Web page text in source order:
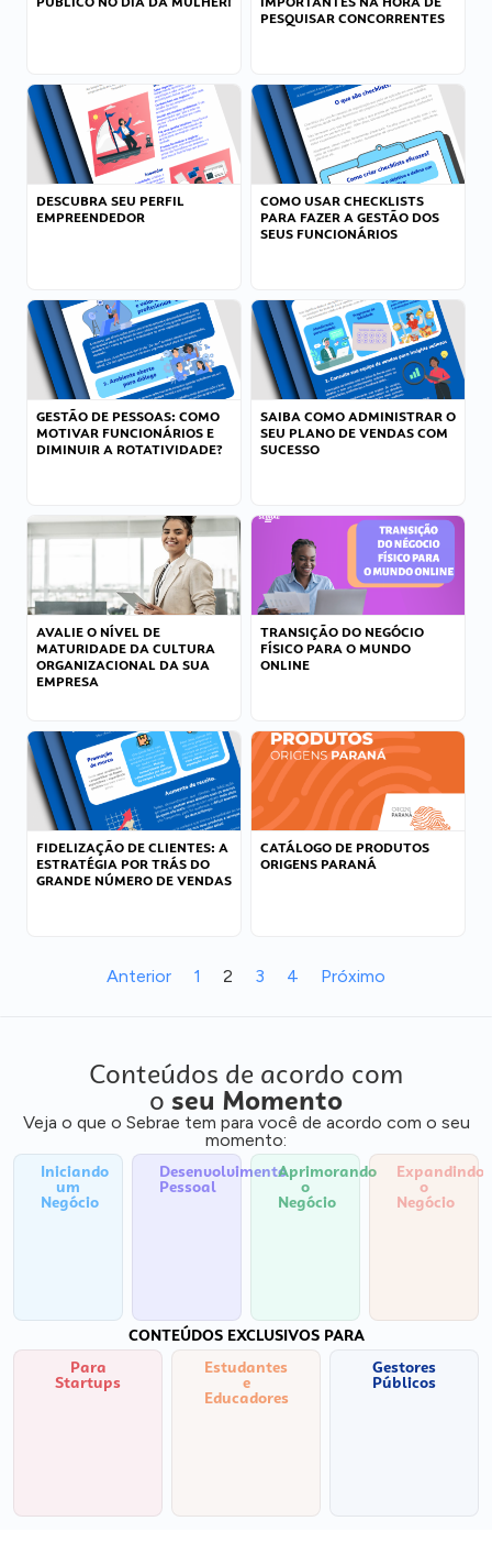
PESQUISAR CONCORRENTES
DESCUBRA SEU PERFIL
EMPREENDEDOR
COMO USAR CHECKLISTS
PARA FAZER A GESTÃO DOS
SEUS FUNCIONÁRIOS
GESTÃO DE PESSOAS: COMO
MOTIVAR FUNCIONÁRIOS E
DIMINUIR A ROTATIVIDADE?
SAIBA COMO ADMINISTRAR O
SEU PLANO DE VENDAS COM
SUCESSO
AVALIE O NÍVEL DE
MATURIDADE DA CULTURA
ORGANIZACIONAL DA SUA
EMPRESA
TRANSIÇÃO DO NEGÓCIO
FÍSICO PARA O MUNDO
ONLINE
FIDELIZAÇÃO DE CLIENTES: A
ESTRATÉGIA POR TRÁS DO
GRANDE NÚMERO DE VENDAS
CATÁLOGO DE PRODUTOS
ORIGENS PARANÁ
Anterior 1 2 3 4 Próximo
Conteúdos de acordo com
o seu Momento
Veja o que o Sebrae tem para você de acordo com o seu
momento:
Iniciando
um
Negócio
Desenvolvimento
Pessoal
Aprimorando
o
Negócio
Expandindo
o
Negócio
CONTEÚDOS EXCLUSIVOS PARA
Para
Startups
Estudantes
e
Educadores
Gestores
Públicos